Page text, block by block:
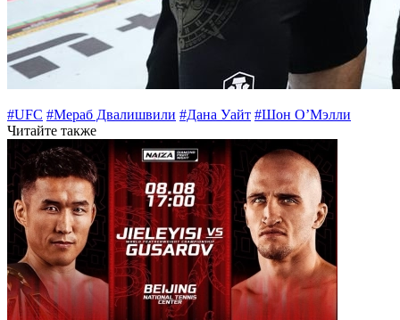
#UFC #Мераб Двалишвили #Дана Уайт #Шон О’Мэлли
Читайте также